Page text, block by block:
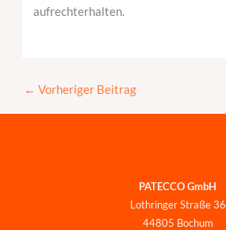
aufrechterhalten.
← Vorheriger Beitrag
PATECCO GmbH
Lothringer Straße 36
44805 Bochum